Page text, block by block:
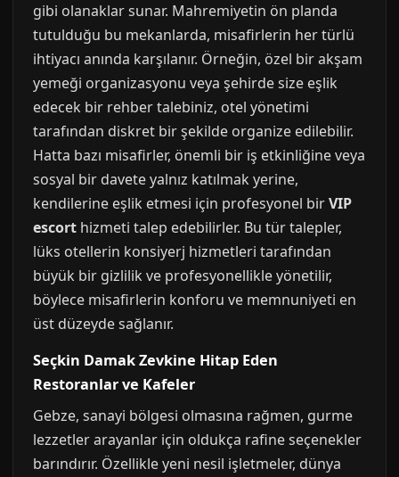
gibi olanaklar sunar. Mahremiyetin ön planda
tutulduğu bu mekanlarda, misafirlerin her türlü
ihtiyacı anında karşılanır. Örneğin, özel bir akşam
yemeği organizasyonu veya şehirde size eşlik
edecek bir rehber talebiniz, otel yönetimi
tarafından diskret bir şekilde organize edilebilir.
Hatta bazı misafirler, önemli bir iş etkinliğine veya
sosyal bir davete yalnız katılmak yerine,
kendilerine eşlik etmesi için profesyonel birVIP
escort hizmeti talep edebilirler. Bu tür talepler,
lüks otellerin konsiyerj hizmetleri tarafından
büyük bir gizlilik ve profesyonellikle yönetilir,
böylece misafirlerin konforu ve memnuniyeti en
üst düzeyde sağlanır.
Seçkin Damak Zevkine Hitap Eden
Restoranlar ve Kafeler
Gebze, sanayi bölgesi olmasına rağmen, gurme
lezzetler arayanlar için oldukça rafine seçenekler
barındırır. Özellikle yeni nesil işletmeler, dünya